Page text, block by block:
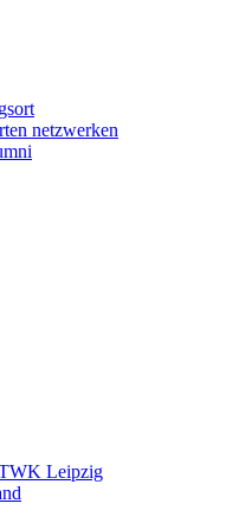
netzwerken
Leipzig